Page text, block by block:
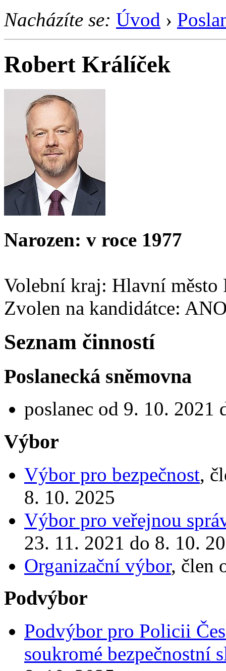
Nacházíte se: Úvod ›
Robert Králíček
Narozen: v roce 1977
Volební kraj: Hlavní město
Zvolen na kandidátce:
Seznam činností
Poslanecká sněmovna
poslanec od 9. 10. 2021
Výbor
Výbor pro bezpečnost,
8. 10. 2025
Výbor pro veřejnou
23. 11. 2021 do 8. 10.
Organizační výbor, člen
Podvýbor
Podvýbor pro Policii
soukromé bezpečnostní